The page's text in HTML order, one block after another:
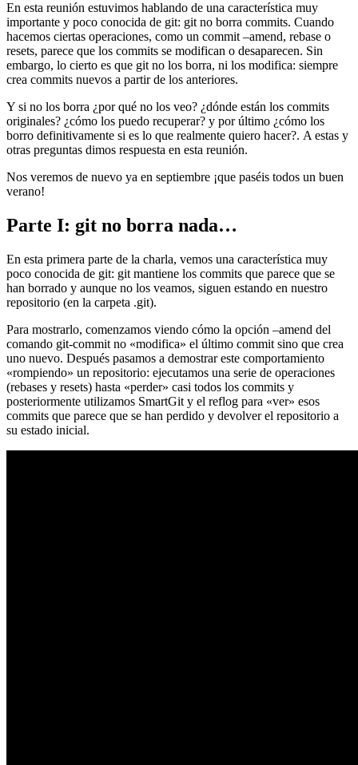
En esta reunión estuvimos hablando de una característica muy
importante y poco conocida de git: git no borra commits. Cuando
hacemos ciertas operaciones, como un commit –amend, rebase o
resets, parece que los commits se modifican o desaparecen. Sin
embargo, lo cierto es que git no los borra, ni los modifica: siempre
crea commits nuevos a partir de los anteriores.
Y si no los borra ¿por qué no los veo? ¿dónde están los commits
originales? ¿cómo los puedo recuperar? y por último ¿cómo los
borro definitivamente si es lo que realmente quiero hacer?. A estas y
otras preguntas dimos respuesta en esta reunión.
Nos veremos de nuevo ya en septiembre ¡que paséis todos un buen
verano!
Parte I: git no borra nada…
En esta primera parte de la charla, vemos una característica muy
poco conocida de git: git mantiene los commits que parece que se
han borrado y aunque no los veamos, siguen estando en nuestro
repositorio (en la carpeta .git).
Para mostrarlo, comenzamos viendo cómo la opción –amend del
comando git-commit no «modifica» el último commit sino que crea
uno nuevo. Después pasamos a demostrar este comportamiento
«rompiendo» un repositorio: ejecutamos una serie de operaciones
(rebases y resets) hasta «perder» casi todos los commits y
posteriormente utilizamos SmartGit y el reflog para «ver» esos
commits que parece que se han perdido y devolver el repositorio a
su estado inicial.